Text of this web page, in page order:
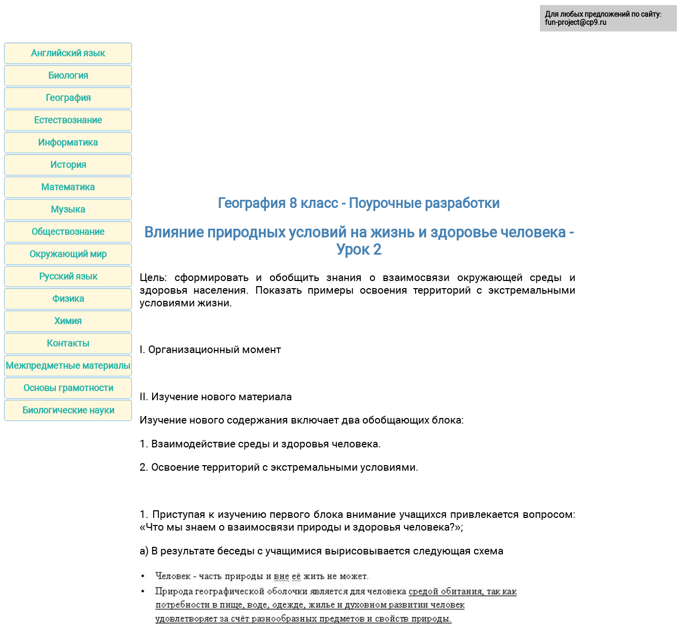
Английский язык
Биология
География
Естествознание
Информатика
История
Математика
Музыка
Обществознание
Окружающий мир
Русский язык
Физика
Химия
Контакты
Межпредметные материалы
Основы грамотности
Биологические науки
География 8 класс - Поурочные разработки
Влияние природных условий на жизнь и здоровье человека -
Урок 2
Цель: сформировать и обобщить знания о взаимосвязи окружающей среды и
здоровья населения. Показать примеры освоения территорий с экстремальными
условиями жизни.
I. Организационный момент
II. Изучение нового материала
Изучение нового содержания включает два обобщающих блока:
1. Взаимодействие среды и здоровья человека.
2. Освоение территорий с экстремальными условиями.
1. Приступая к изучению первого блока внимание учащихся привлекается вопросом:
«Что мы знаем о взаимосвязи природы и здоровья человека?»;
а) В результате беседы с учащимися вырисовывается следующая схема
Для любых предложений по сайту:
fun-project@cp9.ru